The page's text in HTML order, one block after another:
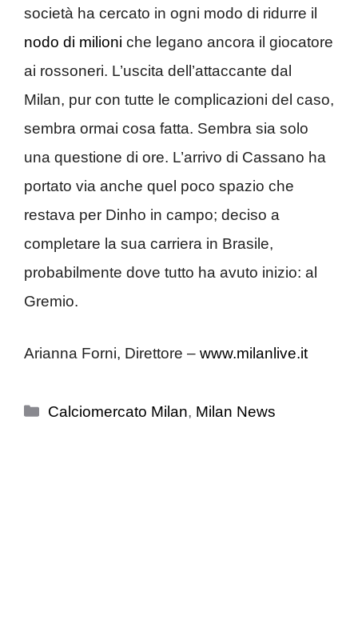
società ha cercato in ogni modo di ridurre il
nodo di milioni che legano ancora il giocatore
ai rossoneri. L’uscita dell’attaccante dal
Milan, pur con tutte le complicazioni del caso,
sembra ormai cosa fatta. Sembra sia solo
una questione di ore. L’arrivo di Cassano ha
portato via anche quel poco spazio che
restava per Dinho in campo; deciso a
completare la sua carriera in Brasile,
probabilmente dove tutto ha avuto inizio: al
Gremio.
Arianna Forni, Direttore – www.milanlive.it
Categorie
Calciomercato Milan, Milan News